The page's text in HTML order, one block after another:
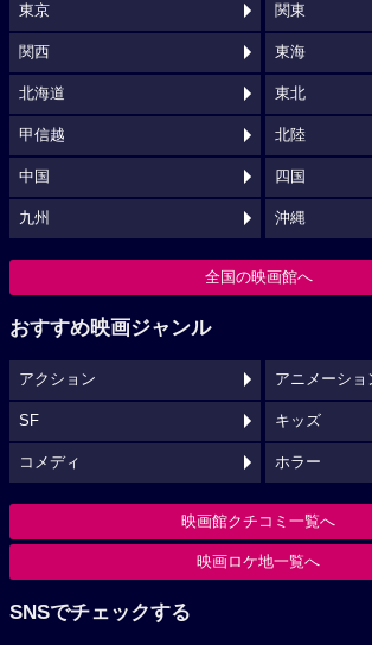
東京 関東
関西 東海
北海道 東北
甲信越 北陸
中国 四国
九州 沖縄
全国の映画館へ
おすすめ映画ジャンル
アクション アニメーショ
SF キッズ
コメディ ホラー
映画館クチコミ一覧へ
映画ロケ地一覧へ
SNSでチェックする